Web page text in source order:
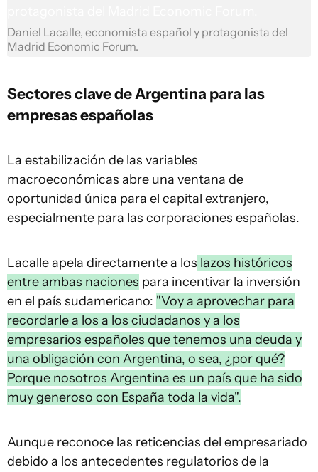
Daniel Lacalle, economista español y protagonista del
Madrid Economic Forum.
Sectores clave de Argentina para las
empresas españolas
La estabilización de las variables
macroeconómicas abre una ventana de
oportunidad única para el capital extranjero,
especialmente para las corporaciones españolas.
Lacalle apela directamente a los lazos históricos
entre ambas naciones para incentivar la inversión
en el país sudamericano: "Voy a aprovechar para
recordarle a los a los ciudadanos y a los
empresarios españoles que tenemos una deuda y
una obligación con Argentina, o sea, ¿por qué?
Porque nosotros Argentina es un país que ha sido
muy generoso con España toda la vida".
Aunque reconoce las reticencias del empresariado
debido a los antecedentes regulatorios de la